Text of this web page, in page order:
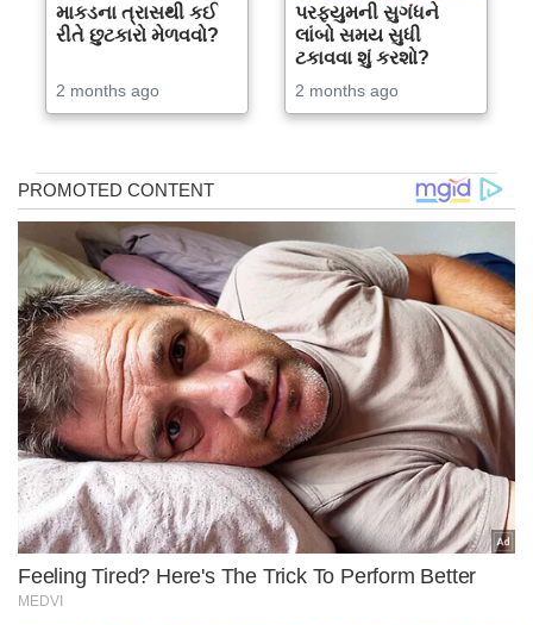
માકડના ત્રાસથી કઈ
રીતે છુટકારો મેળવવો?
2 months ago
પરફ્યુમની સુગંધને
લાંબો સમય સુધી
ટકાવવા શું કરશો?
2 months ago